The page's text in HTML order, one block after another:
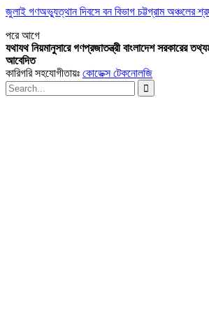
জুলাই গণঅভ্যুত্থান দিবসে বন বিভাগ চট্টগ্রাম অঞ্চলের
পরেআগে
যথাযথ নিয়মানুসারে গণপ্রজাতন্ত্রী বাংলাদেশ সরকারের
আবেদিত
কারিগরি সহযোগীতায়ঃ কোডেক্স টেকনোলজি